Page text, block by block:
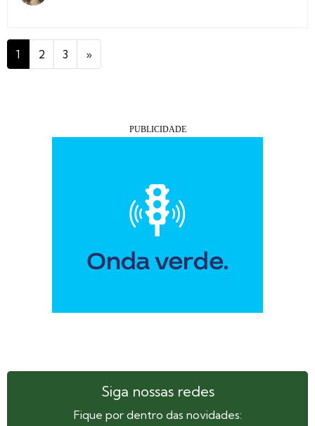
1 2 3 »
Siga nossas redes
Fique por dentro das novidades: